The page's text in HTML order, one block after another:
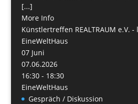
[...]
More Info
Künstlertreffen REALTRAUM e.V. -
EineWeltHaus
07 Juni
07.06.2026
16:30 - 18:30
EineWeltHaus
Gespräch / Diskussion